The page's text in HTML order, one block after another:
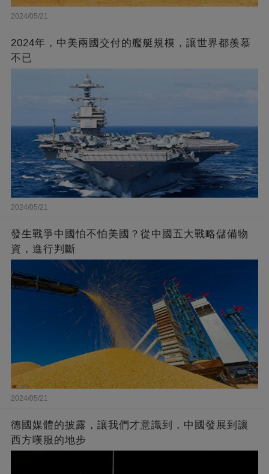
2024/05/21
2024年，中美兩國交付的艦艇規模，讓世界都羨慕
不已
2024/05/21
發生戰爭中國怕不怕美國？從中國五大戰略儲備物
資，進行判斷
2024/05/21
德國媒體的披露，讓我們才意識到，中國發展到讓
西方嘆服的地步